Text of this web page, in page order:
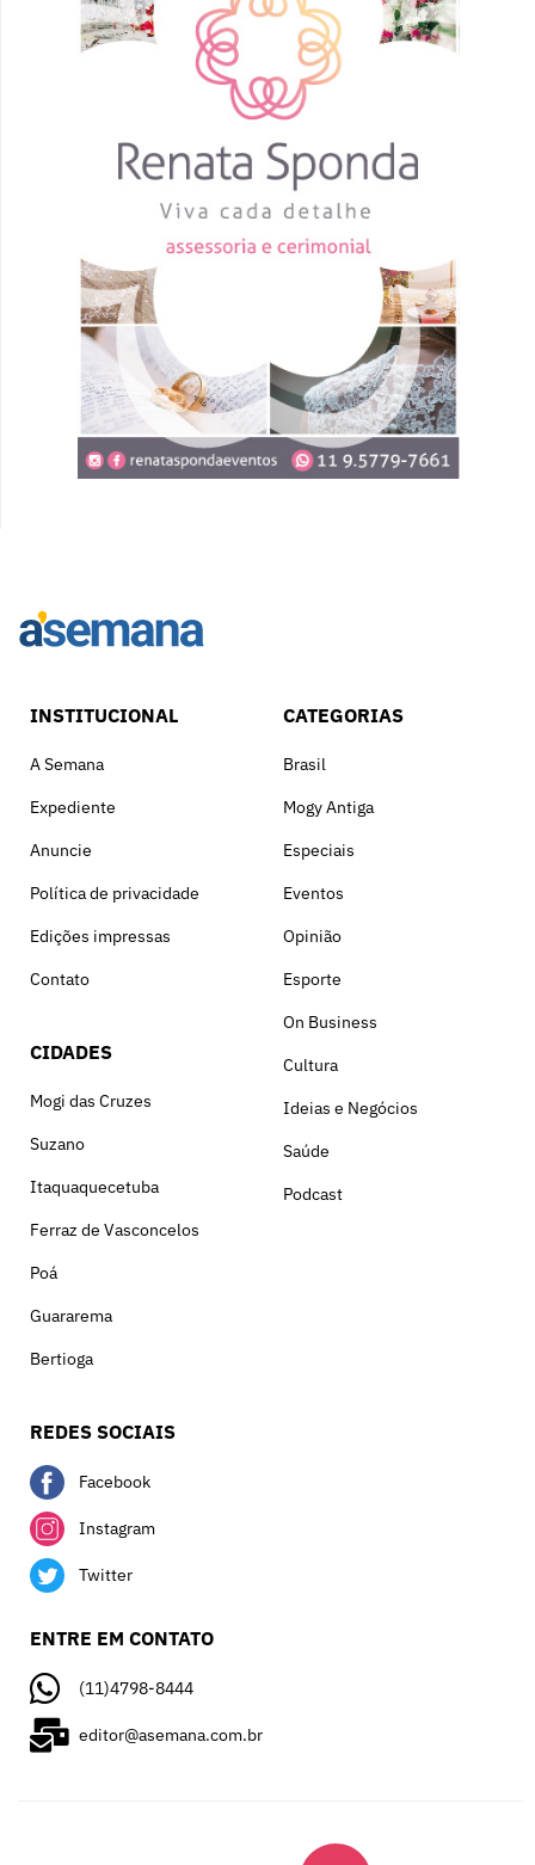
INSTITUCIONAL
A Semana
Expediente
Anuncie
Política de privacidade
Edições impressas
Contato
CIDADES
Mogi das Cruzes
Suzano
Itaquaquecetuba
Ferraz de Vasconcelos
Poá
Guararema
Bertioga
CATEGORIAS
Brasil
Mogy Antiga
Especiais
Eventos
Opinião
Esporte
On Business
Cultura
Ideias e Negócios
Saúde
Podcast
REDES SOCIAIS
Facebook
Instagram
Twitter
ENTRE EM CONTATO
(11)4798-8444
editor@asemana.com.br